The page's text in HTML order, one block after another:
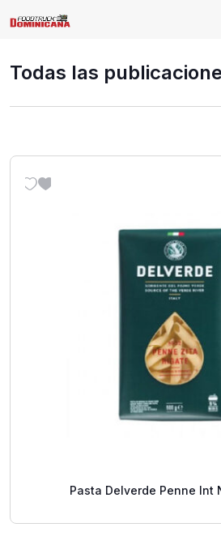
Todas las
Pasta Delverde Penne Int